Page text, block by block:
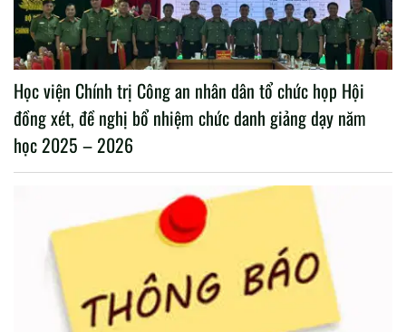
Học viện Chính trị Công an nhân dân tổ chức họp Hội
đồng xét, đề nghị bổ nhiệm chức danh giảng dạy năm
học 2025 – 2026